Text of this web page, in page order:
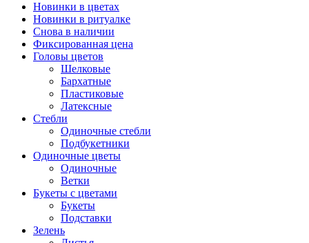
Новинки в цветах
Новинки в ритуалке
Снова в наличии
Фиксированная цена
Головы цветов
Шелковые
Бархатные
Пластиковые
Латексные
Стебли
Одиночные стебли
Подбукетники
Одиночные цветы
Одиночные
Ветки
Букеты с цветами
Букеты
Подставки
Зелень